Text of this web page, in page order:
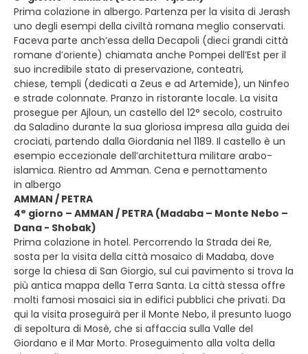
Prima colazione in albergo. Partenza per la visita di Jerash
uno degli esempi della civiltà romana meglio conservati.
Faceva parte anch’essa della Decapoli (dieci grandi città
romane d’oriente) chiamata anche Pompei dell’Est per il
suo incredibile stato di preservazione, conteatri,
chiese, templi (dedicati a Zeus e ad Artemide), un Ninfeo
e strade colonnate. Pranzo in ristorante locale. La visita
prosegue per Ajloun, un castello del 12° secolo, costruito
da Saladino durante la sua gloriosa impresa alla guida dei
crociati, partendo dalla Giordania nel 1189. Il castello è un
esempio eccezionale dell’architettura militare arabo-
islamica. Rientro ad Amman. Cena e pernottamento
in albergo
AMMAN / PETRA
4° giorno – AMMAN / PETRA (Madaba – Monte Nebo –
Dana - Shobak)
Prima colazione in hotel. Percorrendo la Strada dei Re,
sosta per la visita della città mosaico di Madaba, dove
sorge la chiesa di San Giorgio, sul cui pavimento si trova la
più antica mappa della Terra Santa. La città stessa offre
molti famosi mosaici sia in edifici pubblici che privati. Da
qui la visita proseguirà per il Monte Nebo, il presunto luogo
di sepoltura di Mosè, che si affaccia sulla Valle del
Giordano e il Mar Morto. Proseguimento alla volta della